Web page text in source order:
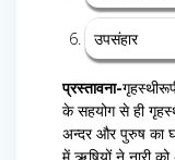
उपसंहार
प्रस्तावना-
के सहयोग से ही
अन्दर और पुरुष का